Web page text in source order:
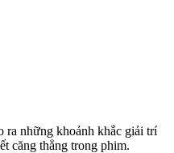
ra những khoảnh khắc giải trí
căng thẳng trong phim.